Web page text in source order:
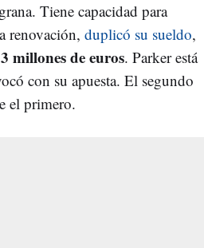
Tiene capacidad para
renovación, duplicó su sueldo,
millones de euros. Parker está
con su apuesta. El segundo
el primero.